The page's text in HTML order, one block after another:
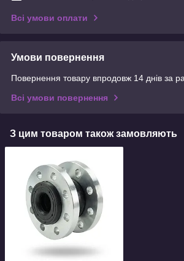
Всі умови оплати
Умови повернення
Повернення товару впродовж 14 днів за
Всі умови повернення
З цим товаром також замовляють